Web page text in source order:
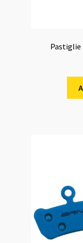
Pastiglie